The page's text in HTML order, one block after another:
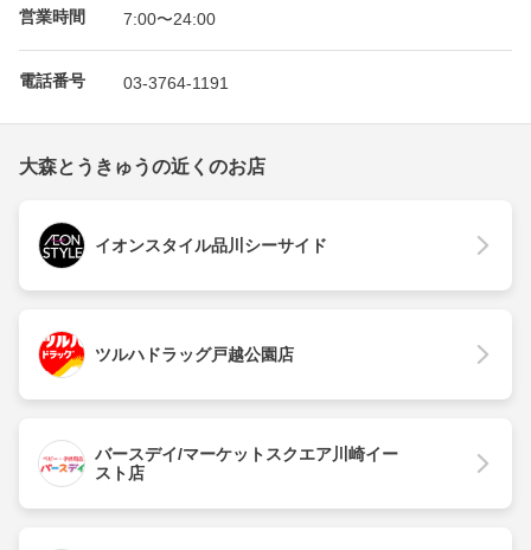
営業時間 7:00〜24:00
電話番号 03-3764-1191
大森とうきゅうの近くのお店
イオンスタイル品川シーサイド
ツルハドラッグ戸越公園店
バースデイ/マーケットスクエア川崎イー
スト店